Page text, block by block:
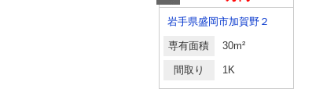
岩手県盛岡市加賀野２
専有面積 30m²
間取り 1K